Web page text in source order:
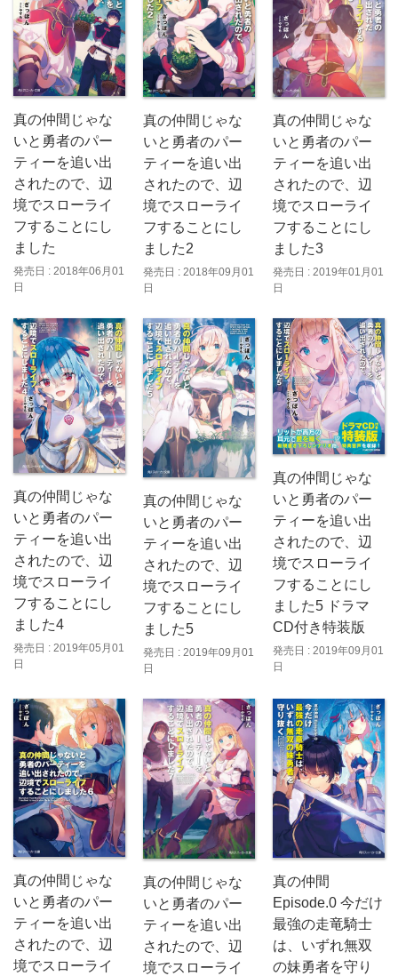
真の仲間じゃな
いと勇者のパー
ティーを追い出
されたので、辺
境でスローライ
フすることにし
ました
発売日 : 2018年06月01
日
真の仲間じゃな
いと勇者のパー
ティーを追い出
されたので、辺
境でスローライ
フすることにし
ました2
発売日 : 2018年09月01
日
真の仲間じゃな
いと勇者のパー
ティーを追い出
されたので、辺
境でスローライ
フすることにし
ました3
発売日 : 2019年01月01
日
真の仲間じゃな
いと勇者のパー
ティーを追い出
されたので、辺
境でスローライ
フすることにし
ました4
発売日 : 2019年05月01
日
真の仲間じゃな
いと勇者のパー
ティーを追い出
されたので、辺
境でスローライ
フすることにし
ました5
発売日 : 2019年09月01
日
真の仲間じゃな
いと勇者のパー
ティーを追い出
されたので、辺
境でスローライ
フすることにし
ました5 ドラマ
CD付き特装版
発売日 : 2019年09月01
日
真の仲間じゃな
いと勇者のパー
ティーを追い出
されたので、辺
境でスローライ
真の仲間じゃな
いと勇者のパー
ティーを追い出
されたので、辺
境でスローライ
真の仲間
Episode.0 今だけ
最強の走竜騎士
は、いずれ無双
の妹勇者を守り